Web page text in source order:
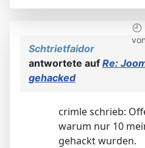
von
Schtrietfaidor
antwortete auf Re:
gehacked
crimle schrieb:
warum nur 10
gehackt wurden.